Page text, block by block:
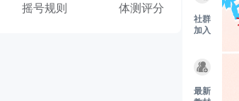
社群
加入
最新
摇号规则 体测评分